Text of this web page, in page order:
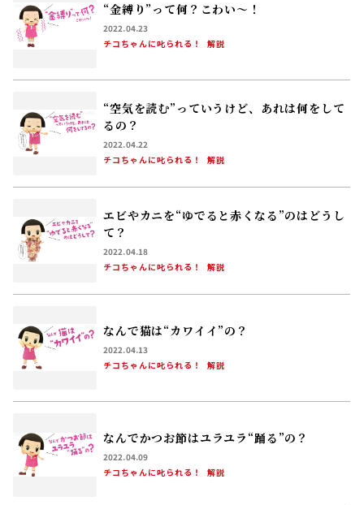
“金縛り”って何？こわい〜！
2022.04.23
チコちゃんに叱られる！
解説
“空気を読む”っていうけど、あれは何をして
るの？
2022.04.22
チコちゃんに叱られる！
解説
エビやカニを“ゆでると赤くなる”のはどうし
て？
2022.04.18
チコちゃんに叱られる！
解説
なんで猫は“カワイイ”の？
2022.04.13
チコちゃんに叱られる！
解説
なんでかつお節はユラユラ“踊る”の？
2022.04.09
チコちゃんに叱られる！
解説